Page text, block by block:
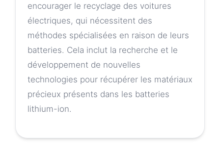
encourager le recyclage des voitures
électriques, qui nécessitent des
méthodes spécialisées en raison de leurs
batteries. Cela inclut la recherche et le
développement de nouvelles
technologies pour récupérer les matériaux
précieux présents dans les batteries
lithium-ion.